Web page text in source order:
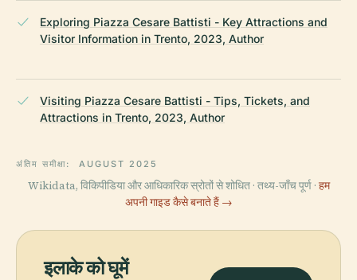
Exploring Piazza Cesare Battisti - Key Attractions and
Visitor Information in Trento, 2023, Author
Visiting Piazza Cesare Battisti - Tips, Tickets, and
Attractions in Trento, 2023, Author
अंतिम समीक्षा: AUGUST 2025
Wikidata, विकिपीडिया और आधिकारिक स्रोतों से शोधित · तथ्य-जाँच पूर्ण · हम
अपनी गाइड कैसे बनाते हैं →
इलाके को घूमें